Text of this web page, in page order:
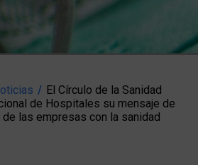
/ El Círculo de la Sanidad
de Hospitales su mensaje de
las empresas con la sanidad